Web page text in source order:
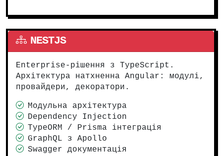
NESTJS
Enterprise-рішення з TypeScript.
Архітектура натхненна Angular: модулі,
провайдери, декоратори.
Модульна архітектура
Dependency Injection
TypeORM / Prisma інтеграція
GraphQL з Apollo
Swagger документація